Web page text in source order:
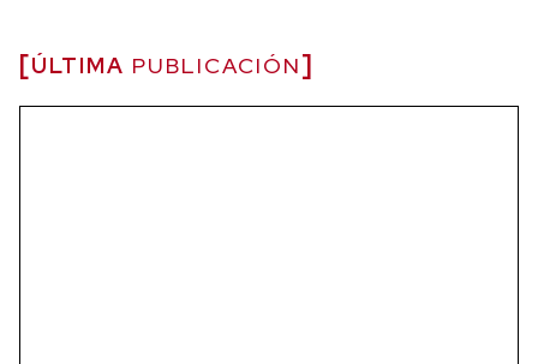
ÚLTIMA PUBLICACIÓN